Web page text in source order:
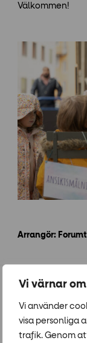
Vi värnar
Vi använder
visa personliga
trafik. Genom
Välkommen!
Arrangör:
Populära
JUN -